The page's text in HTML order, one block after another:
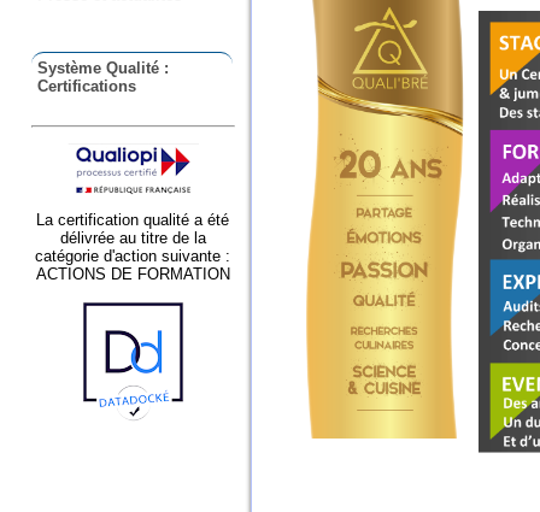
Système Qualité :
Certifications
La certification qualité a été
délivrée au titre de la
catégorie d'action suivante :
ACTIONS DE FORMATION